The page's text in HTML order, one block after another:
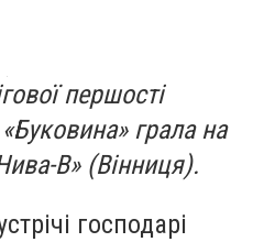
першості
грала на
В» (Вінниця).
господарі